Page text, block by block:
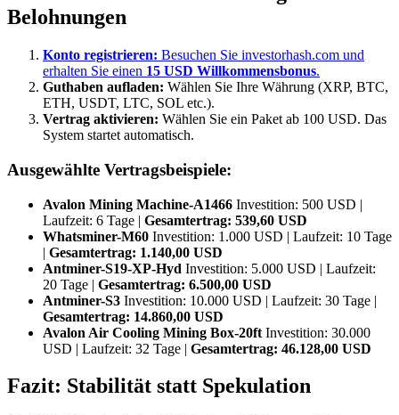
Belohnungen
Konto registrieren: Besuchen Sie investorhash.com und
erhalten Sie einen 15 USD Willkommensbonus.
Guthaben aufladen: Wählen Sie Ihre Währung (XRP, BTC,
ETH, USDT, LTC, SOL etc.).
Vertrag aktivieren: Wählen Sie ein Paket ab 100 USD. Das
System startet automatisch.
Ausgewählte Vertragsbeispiele:
Avalon Mining Machine-A1466 Investition: 500 USD |
Laufzeit: 6 Tage | Gesamtertrag: 539,60 USD
Whatsminer-M60 Investition: 1.000 USD | Laufzeit: 10 Tage
| Gesamtertrag: 1.140,00 USD
Antminer-S19-XP-Hyd Investition: 5.000 USD | Laufzeit:
20 Tage | Gesamtertrag: 6.500,00 USD
Antminer-S3 Investition: 10.000 USD | Laufzeit: 30 Tage |
Gesamtertrag: 14.860,00 USD
Avalon Air Cooling Mining Box-20ft Investition: 30.000
USD | Laufzeit: 32 Tage | Gesamtertrag: 46.128,00 USD
Fazit: Stabilität statt Spekulation